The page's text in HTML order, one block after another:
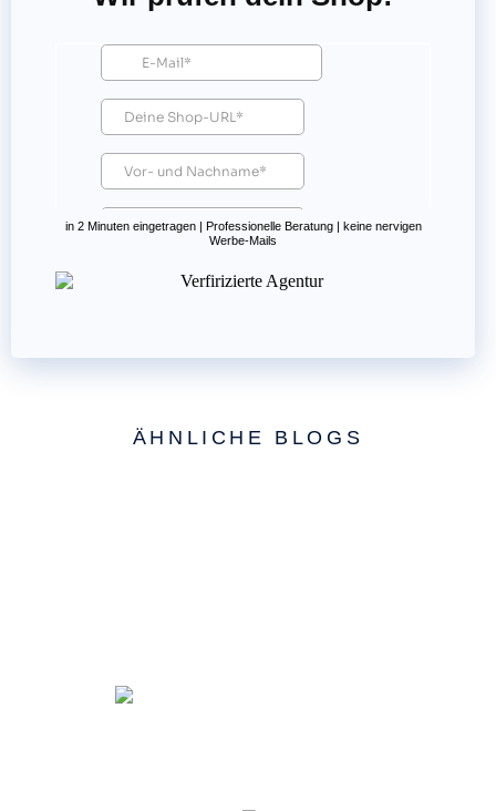
in 2 Minuten eingetragen | Professionelle Beratung | keine nervigen
Werbe-Mails
ÄHNLICHE BLOGS